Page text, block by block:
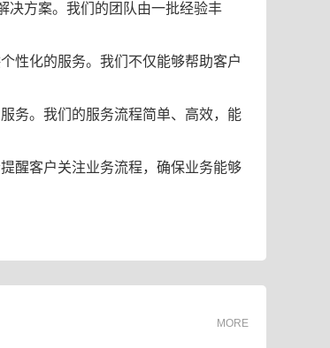
决方案。我们的团队由一批经验丰
性化的服务。我们不仅能够帮助客户
务。我们的服务流程简单、高效，能
醒客户关注业务流程，确保业务能够
MORE